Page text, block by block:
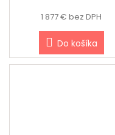
1 877 € bez DPH
Do košíka